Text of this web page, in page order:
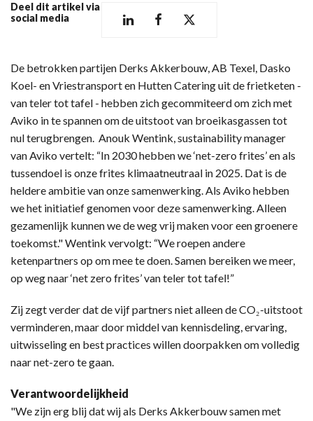
Deel dit artikel via
social media
De betrokken partijen Derks Akkerbouw, AB Texel, Dasko
Koel- en Vriestransport en Hutten Catering uit de frietketen -
van teler tot tafel - hebben zich gecommiteerd om zich met
Aviko in te spannen om de uitstoot van broeikasgassen tot
nul terugbrengen. Anouk Wentink, sustainability manager
van Aviko vertelt: “In 2030 hebben we ‘net-zero frites’ en als
tussendoel is onze frites klimaatneutraal in 2025. Dat is de
heldere ambitie van onze samenwerking. Als Aviko hebben
we het initiatief genomen voor deze samenwerking. Alleen
gezamenlijk kunnen we de weg vrij maken voor een groenere
toekomst." Wentink vervolgt: “We roepen andere
ketenpartners op om mee te doen. Samen bereiken we meer,
op weg naar ‘net zero frites’ van teler tot tafel!”
Zij zegt verder dat de vijf partners niet alleen de CO₂-uitstoot
verminderen, maar door middel van kennisdeling, ervaring,
uitwisseling en best practices willen doorpakken om volledig
naar net-zero te gaan.
Verantwoordelijkheid
"We zijn erg blij dat wij als Derks Akkerbouw samen met